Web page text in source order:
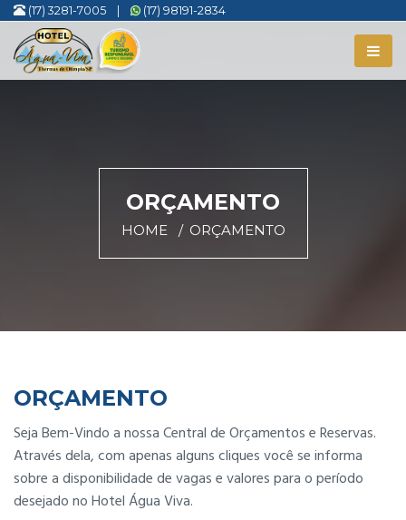
(17) 3281-7005 (17) 98191-2834
ORÇAMENTO
HOME ORÇAMENTO
ORÇAMENTO
Seja Bem-Vindo a nossa Central de Orçamentos e Reservas.
Através dela, com apenas alguns cliques você se informa
sobre a disponibilidade de vagas e valores para o período
desejado no Hotel Água Viva.